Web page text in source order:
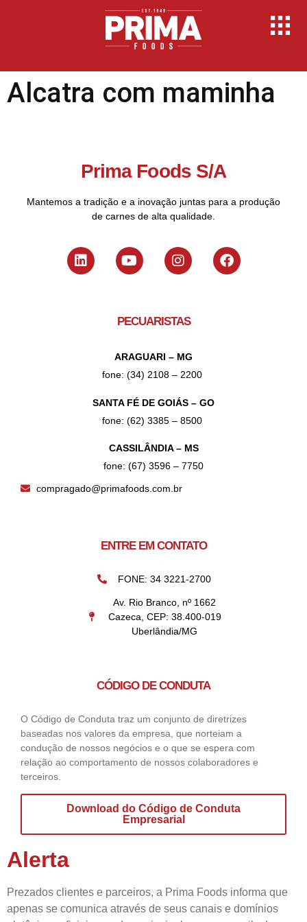
Alcatra com maminha
Prima Foods S/A
Mantemos a tradição e a inovação juntas para a produção
de carnes de alta qualidade.
PECUARISTAS
ARAGUARI – MG
fone: (34) 2108 – 2200
SANTA FÉ DE GOIÁS – GO
fone: (62) 3385 – 8500
CASSILÂNDIA – MS
fone: (67) 3596 – 7750
compragado@primafoods.com.br
ENTRE EM CONTATO
FONE: 34 3221-2700
Av. Rio Branco, nº 1662
Cazeca, CEP: 38.400-019
Uberlândia/MG
CÓDIGO DE CONDUTA
O Código de Conduta traz um conjunto de diretrizes
baseadas nos valores da empresa, que norteiam a
condução de nossos negócios e o que se espera com
relação ao comportamento de nossos colaboradores e
terceiros.
Download do Código de Conduta
Empresarial
Alerta
Prezados clientes e parceiros, a Prima Foods informa que
apenas se comunica através de seus canais e domínios